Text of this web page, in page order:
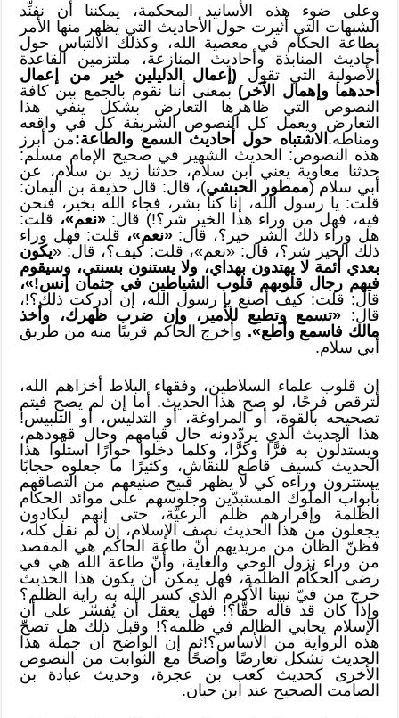
وعلى ضوء هذه الأسانيد المحكمة، يمكننا أن نفنِّد
الشبهات التي أثيرت حول الأحاديث التي يظهر منها الأمر
بطاعة الحكام في معصية الله، وكذلك الالتباس حول
أحاديث المنابذة وأحاديث المنازعة، ملتزمين القاعدة
الأصولية التي تقول (إعمال الدليلين خير من إعمال
أحدهما وإهمال الآخر)بمعنى أننا نقوم بالجمع بين كافة
النصوص التي ظاهرها التعارض بشكل ينفي هذا
التعارض ويعمل كل النصوص الشريفة كل في واقعه
ومناطه. الاشتباه حول أحاديث السمع والطاعة:من أبرز
هذه النصوص: الحديث الشهير في صحيح الإمام مسلم:
حدثنا معاوية يعني ابن سلام، حدثنا زيد بن سلام، عن
أبي سلام (ممطور الحبشي)، قال: قال حذيفة بن اليمان:
قلت: يا رسول الله، إنا كنا بشر، فجاء الله بخير، فنحن
فيه، فهل من وراء هذا الخير شر؟!) قال:«نعم»، قلت:
هل وراء ذلك الشر خير؟، قال:«نعم»، قلت: فهل وراء
ذلك الخير شر؟، قال: «نعم»، قلت: كيف؟، قال: «يكون
بعدي أئمة لا يهتدون بهداي، ولا يستنون بسنتي، وسيقوم
فيهم رجال قلوبهم قلوب الشياطين في جثمان إنس!»،
قال: قلت: كيف أصنع يا رسول الله، إن أدركت ذلك؟!،
قال: «تسمع وتطيع للأمير، وإن ضرب ظهرك، وأخذ
مالك فاسمع وأطع». وأخرج الحاكم قريبًا منه من طريق
أبي سلام.
إن قلوب علماء السلاطين، وفقهاء البلاط أخزاهم الله،
لترقص فرحًا، لو صح هذا الحديث. أما إن لم يصح فيتم
تصحيحه بالقوة، أو المراوغة، أو التدليس، أو التلبيس!
هذا الحديث الذي يردّدونه حال قيامهم وحال قعودهم،
ويستدلّون به فرًّا وكرًّا، وكلما دخلوا حوارًا استلّوا هذا
الحديث كسيف قاطع للنقاش، وكثيرًا ما جعلوه حجابًا
يستترون وراءه كي لا يظهر قبيح صنيعهم من التصاقهم
بأبواب الملوك المستبدّين وجلوسهم على موائد الحكام
الظلمة وإقرارهم ظلم الرعيّة، حتى إنهم ليكادون
يجعلون من هذا الحديث نصف الإسلام، إن لم نقل كله،
فظنّ الظان من مريديهم أنّ طاعة الحاكم هي المقصد
من وراء نزول الوحي والغاية، وأنّ طاعة الله هي في
رضى الحكّام الظلمة، فهل يمكن أن يكون هذا الحديث
خرج من فيّ نبينا الأكرم الذي كسر الله به راية الظلم؟
وإذا كان قد قاله حقًّا؟! فهل يعقل أن يُفسّر على أن
الإسلام يحابي الظالم في ظلمه؟! وقبل ذلك هل تصحّ
هذه الرواية من الأساس؟!ثم إن الواضح أن جملة هذا
الحديث تشكل تعارضًا واضحًا مع الثوابت من النصوص
الأخرى كحديث كعب بن عجرة، وحديث عبادة بن
الصامت الصحيح عند ابن حبان.